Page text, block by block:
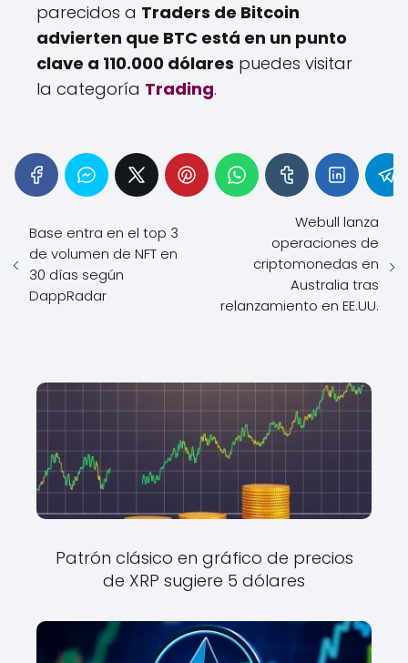
parecidos a Traders de Bitcoin
advierten que BTC está en un punto
clave a 110.000 dólares puedes visitar
la categoría Trading.
Base entra en el top 3
de volumen de NFT en
30 días según
DappRadar
Webull lanza
operaciones de
criptomonedas en
Australia tras
relanzamiento en EE.UU.
Patrón clásico en gráfico de precios
de XRP sugiere 5 dólares